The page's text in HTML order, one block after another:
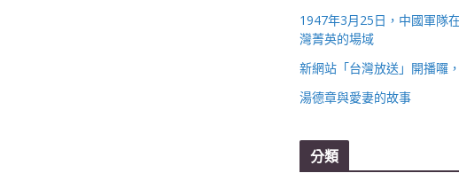
1947年3月25日，中國軍隊
灣菁英的場域
新網站「台灣放送」開播囉
湯德章與愛妻的故事
分類